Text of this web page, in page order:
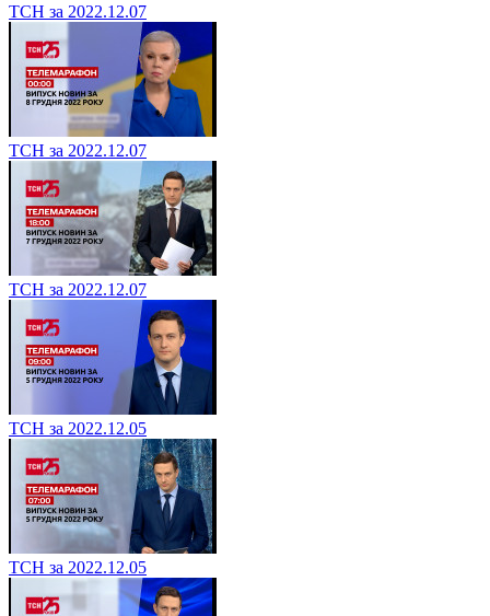
ТСН за 2022.12.07
ТСН за 2022.12.07
ТСН за 2022.12.07
ТСН за 2022.12.05
ТСН за 2022.12.05